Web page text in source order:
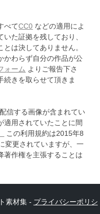
べてCC0 などの適用によ
た証拠を残しており、
は決してありません。
かわらず自分の作品が公
ォーム よりご報告下さ
続きを取らせて頂きま
信する画像が含まれてい
適用されていたことに間
この利用規約は2015年8
変更されていますが、一
著作権を主張することは
素材集 - プライバシーポリシ